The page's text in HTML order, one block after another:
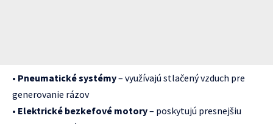
• Pneumatické systémy– využívajú stlačený vzduch pre
generovanie rázov
• Elektrické bezkefové motory– poskytujú presnejšiu